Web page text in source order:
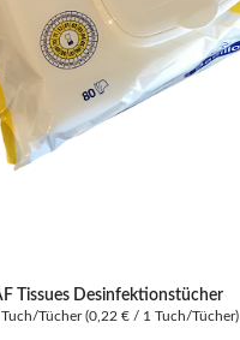
Tissues Desinfektionstücher
Tücher(0,22 € / 1 Tuch/Tücher)